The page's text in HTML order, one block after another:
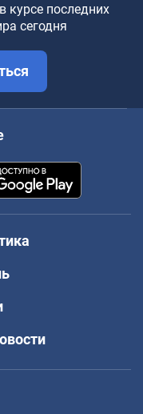
курсе последних
сегодня